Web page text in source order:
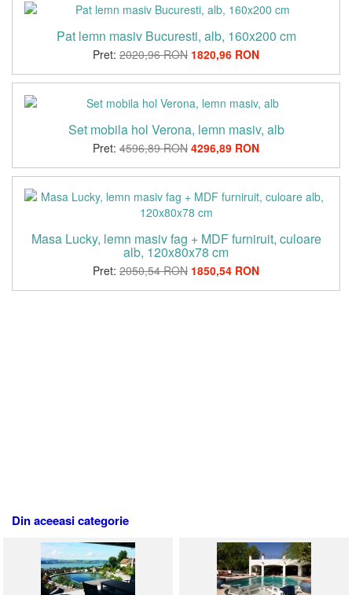
Pat lemn masiv Bucuresti, alb, 160x200 cm
Pret: 2020,96 RON 1820,96 RON
Set mobila hol Verona, lemn masiv, alb
Pret: 4596,89 RON 4296,89 RON
Masa Lucky, lemn masiv fag + MDF furniruit, culoare
alb, 120x80x78 cm
Pret: 2050,54 RON 1850,54 RON
Din aceeasi categorie